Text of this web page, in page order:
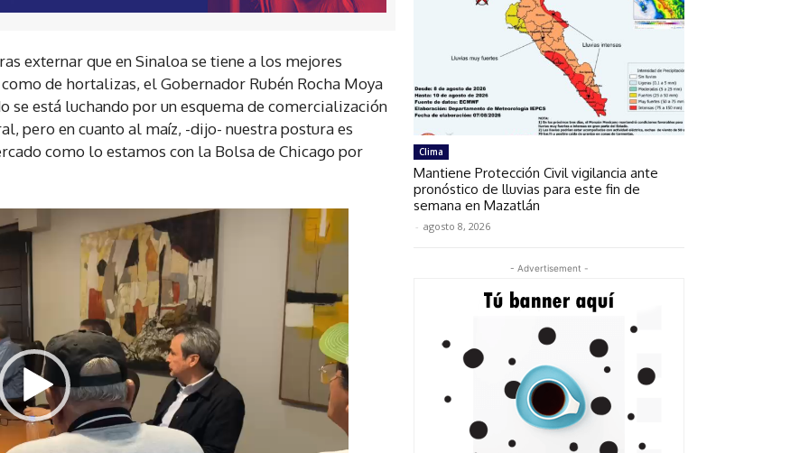
externar que en Sinaloa se tiene a los mejores
de hortalizas, el Gobernador Rubén Rocha Moya
se está luchando por un esquema de comercialización
pero en cuanto al maíz, -dijo- nuestra postura es
como lo estamos con la Bolsa de Chicago por
Clima
Mantiene Protección Civil vigilancia ante
pronóstico de lluvias para este fin de
semana en Mazatlán
- agosto 8, 2026
- Advertisement -